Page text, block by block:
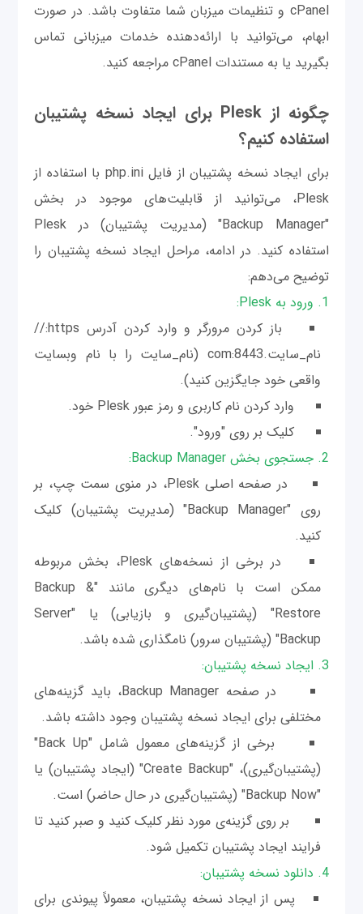
cPanel و تنظیمات میزبان شما متفاوت باشد. در صورت
ابهام، می‌توانید با ارائه‌دهنده خدمات میزبانی تماس
بگیرید یا به مستندات cPanel مراجعه کنید.
چگونه از Plesk برای ایجاد نسخه پشتیبان
استفاده کنیم؟
برای ایجاد نسخه پشتیبان از فایل php.ini با استفاده از
Plesk، می‌توانید از قابلیت‌های موجود در بخش
"Backup Manager" (مدیریت پشتیبان) در Plesk
استفاده کنید. در ادامه، مراحل ایجاد نسخه پشتیبان را
توضیح می‌دهم:
1. ورود به Plesk:
باز کردن مرورگر و وارد کردن آدرس https://
نام_سایت.com:8443 (نام_سایت را با نام وبسایت
واقعی خود جایگزین کنید).
وارد کردن نام کاربری و رمز عبور Plesk خود.
کلیک بر روی "ورود".
2. جستجوی بخش Backup Manager:
در صفحه اصلی Plesk، در منوی سمت چپ، بر
روی "Backup Manager" (مدیریت پشتیبان) کلیک
کنید.
در برخی از نسخه‌های Plesk، بخش مربوطه
ممکن است با نام‌های دیگری مانند "Backup &
Restore" (پشتیبان‌گیری و بازیابی) یا "Server
Backup" (پشتیبان سرور) نامگذاری شده باشد.
3. ایجاد نسخه پشتیبان:
در صفحه Backup Manager، باید گزینه‌های
مختلفی برای ایجاد نسخه پشتیبان وجود داشته باشد.
برخی از گزینه‌های معمول شامل "Back Up"
(پشتیبان‌گیری)، "Create Backup" (ایجاد پشتیبان) یا
"Backup Now" (پشتیبان‌گیری در حال حاضر) است.
بر روی گزینه‌ی مورد نظر کلیک کنید و صبر کنید تا
فرایند ایجاد پشتیبان تکمیل شود.
4. دانلود نسخه پشتیبان:
پس از ایجاد نسخه پشتیبان، معمولاً پیوندی برای